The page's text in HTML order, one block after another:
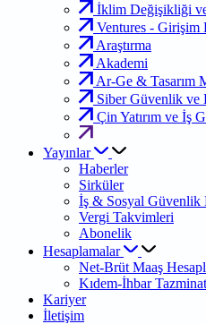
İklim Değişikliği
Ventures - Girişim
Araştırma
Akademi
Ar-Ge & Tasarım
Siber Güvenlik
Çin Yatırım ve İş
Yayınlar
Haberler
Sirküler
İş & Sosyal Güvenlik
Vergi Takvimleri
Abonelik
Hesaplamalar
Net-Brüt Maaş
Kıdem-İhbar
Kariyer
İletişim